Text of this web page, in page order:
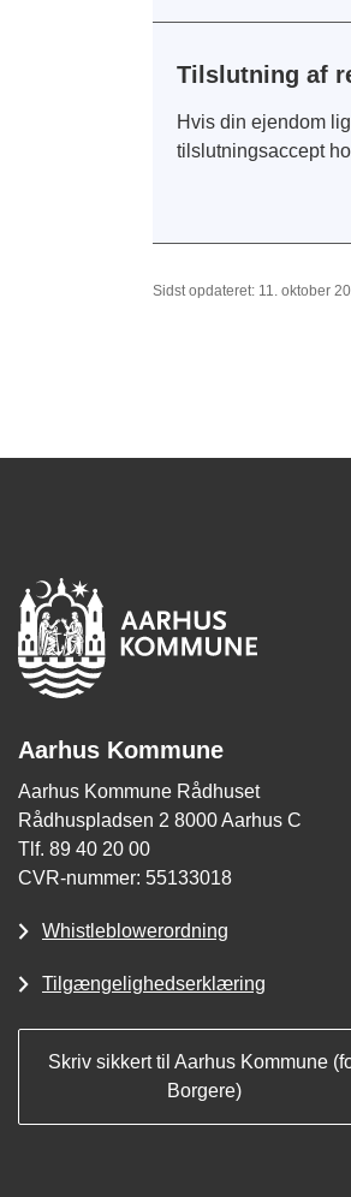
Tilslutning af
Hvis din ejendom
tilslutningsaccept
Sidst opdateret: 11. oktober
Aarhus Kommune
Aarhus Kommune Rådhuset
Rådhuspladsen 2 8000 Aarhus C
Tlf. 89 40 20 00
CVR-nummer: 55133018
Whistleblowerordning
Tilgængelighedserklæring
Skriv sikkert til Aarhus Kommune
Borgere)